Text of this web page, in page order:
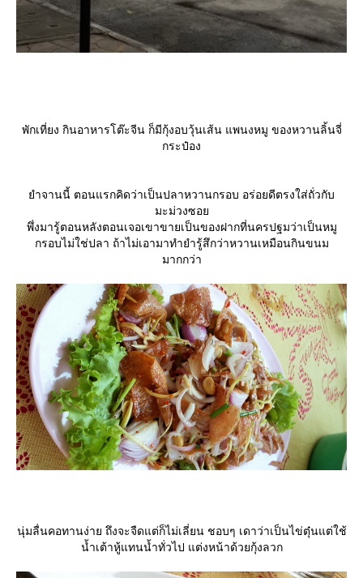
พักเที่ยง กินอาหารโต๊ะจีน ก็มีกุ้งอบวุ้นเส้น แพนงหมู ของหวานลิ้นจี่
กระป๋อง
ำจานนี้ ตอนแรกคิดว่าเป็นปลาหวานกรอบ อร่อยดีตรงใส่ถั่วกับ
มะม่วงซอ
พึ่งมารู้ตอนหลังตอนเจอเขาขายเป็นของฝากที่นครปฐมว่าเป็นหมู
กรอบไม่ใช่ปลา ถ้าไม่เอามาทำยำรู้สึกว่าหวานเหมือนกินขนม
มากกว่า
นุ่มลื่นคอทานง่าย ถึงจะจืดแต่ก็ไม่เลี่ยน ชอบๆ เดาว่าเป็นไข่ตุ๋นแต่ใช้
น้ำเต้าหู้แทนน้ำทั่วไป แต่งหน้าด้วยกุ้งลวก